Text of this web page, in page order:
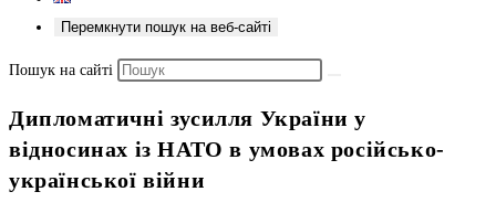
Перемкнути пошук на веб-сайті
Пошук на сайті
Дипломатичні зусилля України у
відносинах із НАТО в умовах російсько-
української війни